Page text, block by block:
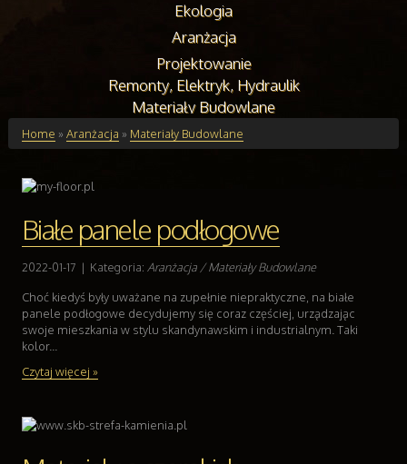
Ekologia
Aranżacja
Projektowanie
Remonty, Elektryk, Hydraulik
Materiały Budowlane
Budynki
Domy, Mieszkania
Edukacja
Placówki Edukacyjne
Kursy Językowe
Konferencje, Sale Szkoleniowe
Kursy i Szkolenia
Biżuteria
Home » Aranżacja » Materiały Budowlane
Białe panele podłogowe
2022-01-17 | Kategoria: Aranżacja / Materiały Budowlane
Choć kiedyś były uważane na zupełnie niepraktyczne, na białe
panele podłogowe decydujemy się coraz częściej, urządzając
swoje mieszkania w stylu skandynawskim i industrialnym. Taki
kolor...
Czytaj więcej »